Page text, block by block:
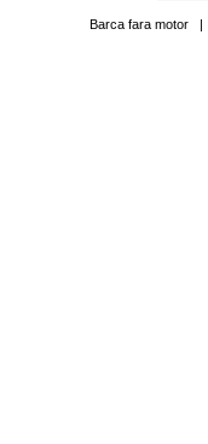
Barca fara motor|